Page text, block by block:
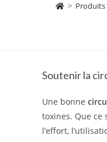
> Produits
Soutenir la
Une bonne
toxines. Que ce
l’effort,